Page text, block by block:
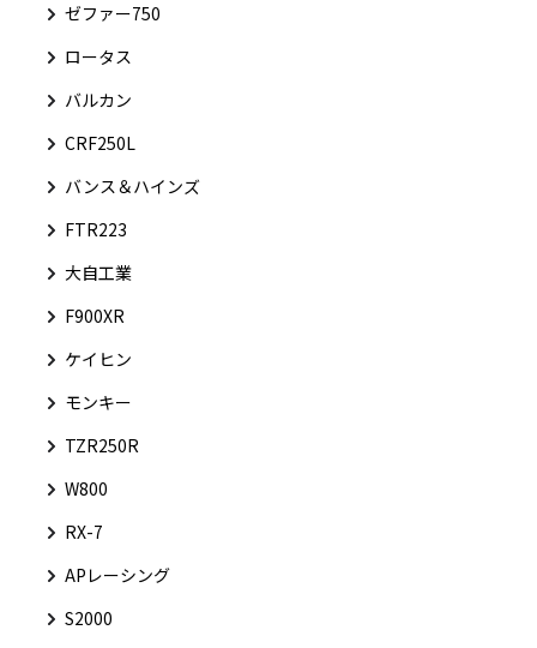
ゼファー750
ロータス
バルカン
CRF250L
バンス＆ハインズ
FTR223
大自工業
F900XR
ケイヒン
モンキー
TZR250R
W800
RX-7
APレーシング
S2000